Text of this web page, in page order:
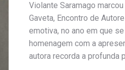
Violante Saramago
Gaveta, Encontro de
emotiva, no ano em que
homenagem com a
autora recorda a profunda